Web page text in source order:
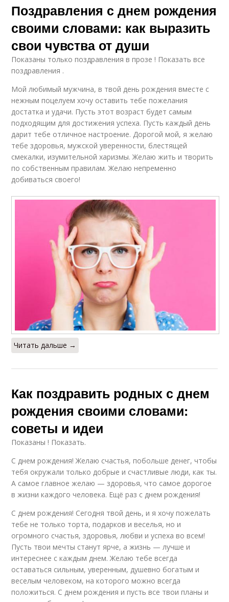
Поздравления с днем рождения
своими словами: как выразить
свои чувства от души
Показаны только поздравления в прозе ! Показать все
поздравления .
Мой любимый мужчина, в твой день рождения вместе с
нежным поцелуем хочу оставить тебе пожелания
достатка и удачи. Пусть этот возраст будет самым
подходящим для достижения успеха. Пусть каждый день
дарит тебе отличное настроение. Дорогой мой, я желаю
тебе здоровья, мужской уверенности, блестящей
смекалки, изумительной харизмы. Желаю жить и творить
по собственным правилам. Желаю непременно
добиваться своего!
Читать дальше →
Как поздравить родных с днем
рождения своими словами:
советы и идеи
Показаны ! Показать.
С днем рождения! Желаю счастья, побольше денег, чтобы
тебя окружали только добрые и счастливые люди, как ты.
А самое главное желаю — здоровья, что самое дорогое
в жизни каждого человека. Ещё раз с днем рождения!
С днем рождения! Сегодня твой день, и я хочу пожелать
тебе не только торта, подарков и веселья, но и
огромного счастья, здоровья, любви и успеха во всем!
Пусть твои мечты станут ярче, а жизнь — лучше и
интереснее с каждым днем. Желаю тебе всегда
оставаться сильным, уверенным, душевно богатым и
веселым человеком, на которого можно всегда
положиться. С днем рождения и пусть все твои планы и